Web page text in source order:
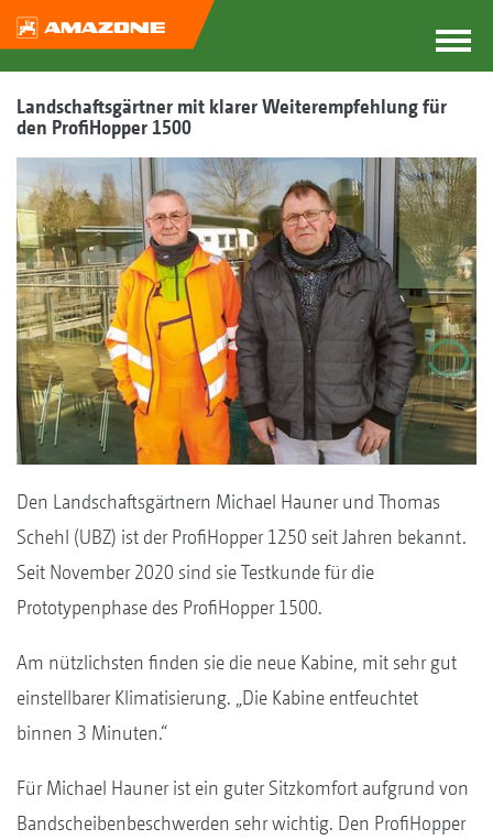
Landschaftsgärtner mit klarer Weiterempfehlung für
den ProfiHopper 1500
Den Landschaftsgärtnern Michael Hauner und Thomas
Schehl (UBZ) ist der ProfiHopper 1250 seit Jahren bekannt.
Seit November 2020 sind sie Testkunde für die
Prototypenphase des ProfiHopper 1500.
Am nützlichsten finden sie die neue Kabine, mit sehr gut
einstellbarer Klimatisierung. „Die Kabine entfeuchtet
binnen 3 Minuten.“
Für Michael Hauner ist ein guter Sitzkomfort aufgrund von
Bandscheibenbeschwerden sehr wichtig. Den ProfiHopper